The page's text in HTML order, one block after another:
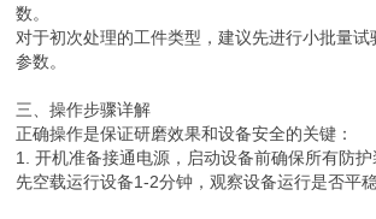
数。
对于初次处理的工件类型，建议先进行小批量
参数。
三、操作步骤详解
正确操作是保证研磨效果和设备安全的关键：
1. 开机准备接通电源，启动设备前确保所有防护
先空载运行设备1-2分钟，观察设备运行是否平